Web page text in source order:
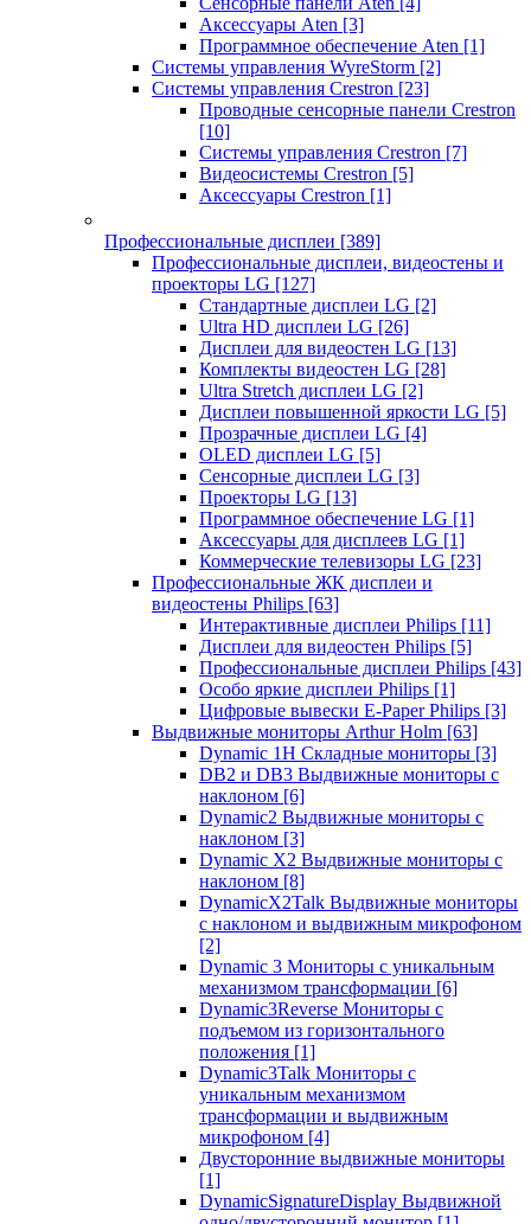
Аксессуары Aten [3]
Программное обеспечение Aten [1]
Системы управления WyreStorm [2]
Системы управления Crestron [23]
Проводные сенсорные панели Crestron
[10]
Системы управления Crestron [7]
Видеосистемы Crestron [5]
Аксессуары Crestron [1]
Профессиональные дисплеи [389]
Профессиональные дисплеи, видеостены и
проекторы LG [127]
Стандартные дисплеи LG [2]
Ultra HD дисплеи LG [26]
Дисплеи для видеостен LG [13]
Комплекты видеостен LG [28]
Ultra Stretch дисплеи LG [2]
Дисплеи повышенной яркости LG [5]
Прозрачные дисплеи LG [4]
OLED дисплеи LG [5]
Сенсорные дисплеи LG [3]
Проекторы LG [13]
Программное обеспечение LG [1]
Аксессуары для дисплеев LG [1]
Коммерческие телевизоры LG [23]
Профессиональные ЖК дисплеи и
видеостены Philips [63]
Интерактивные дисплеи Philips [11]
Дисплеи для видеостен Philips [5]
Профессиональные дисплеи Philips [43]
Особо яркие дисплеи Philips [1]
Цифровые вывески E-Paper Philips [3]
Выдвижные мониторы Arthur Holm [63]
Dynamic 1Н Складные мониторы [3]
DB2 и DB3 Выдвижные мониторы с
наклоном [6]
Dynamic2 Выдвижные мониторы с
наклоном [3]
Dynamic X2 Выдвижные мониторы с
наклоном [8]
DynamicX2Talk Выдвижные мониторы
с наклоном и выдвижным микрофоном
[2]
Dynamic 3 Мониторы с уникальным
механизмом трансформации [6]
Dynamic3Reverse Мониторы с
подъемом из горизонтального
положения [1]
Dynamic3Talk Мониторы с
уникальным механизмом
трансформации и выдвижным
микрофоном [4]
Двусторонние выдвижные мониторы
[1]
DynamicSignatureDisplay Выдвижной